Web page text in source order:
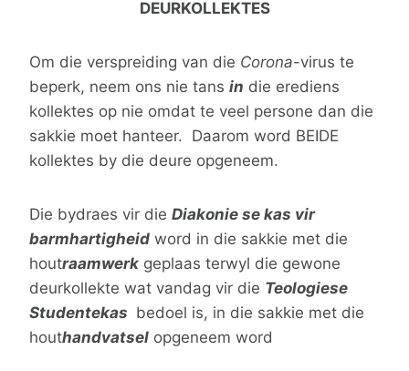
DEURKOLLEKTES
Om die verspreiding van die Corona-virus te
beperk, neem ons nie tans in die erediens
kollektes op nie omdat te veel persone dan die
sakkie moet hanteer. Daarom word BEIDE
kollektes by die deure opgeneem.
Die bydraes vir die Diakonie se kas vir
barmhartigheid word in die sakkie met die
houtraamwerk geplaas terwyl die gewone
deurkollekte wat vandag vir die Teologiese
Studentekas bedoel is, in die sakkie met die
houthandvatsel opgeneem word